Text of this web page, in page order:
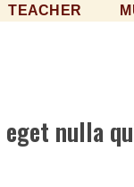
TEACHER
nulla